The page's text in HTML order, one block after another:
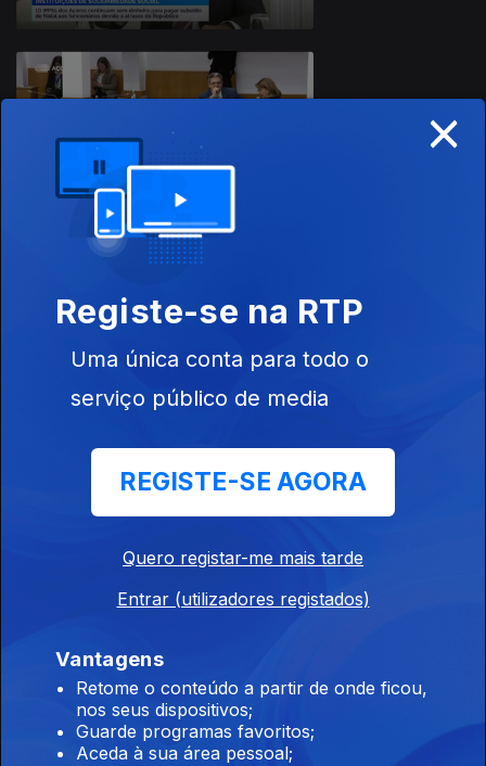
Apresentação |
10 dez. 2025
Apresentação |
09 dez. 2025
Apresentação |
05 dez. 2025
Apresentação |
×
Registe-se na RTP
Uma única conta para todo o
serviço público de media
REGISTE-SE AGORA
Quero registar-me mais tarde
Entrar (utilizadores registados)
Vantagens
Retome o conteúdo a partir de onde ficou,
nos seus dispositivos;
Guarde programas favoritos;
Aceda à sua área pessoal;